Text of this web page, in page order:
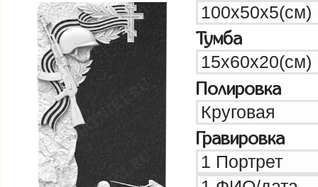
Тумба
Полировка
Гравировка